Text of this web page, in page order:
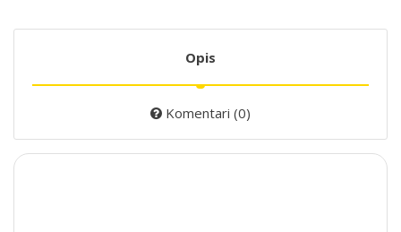
Opis
Komentari (0)